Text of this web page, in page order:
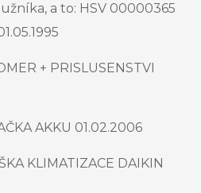
a to: HSV 00000365
+ PRISLUSENSTVI
AKKU 01.02.2006
KLIMATIZACE DAIKIN